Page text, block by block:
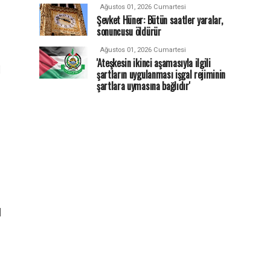
Ağustos 01, 2026 Cumartesi
Şevket Hüner: Bütün saatler yaralar,
sonuncusu öldürür
Ağustos 01, 2026 Cumartesi
'Ateşkesin ikinci aşamasıyla ilgili
şartların uygulanması işgal rejiminin
şartlara uymasına bağlıdır'